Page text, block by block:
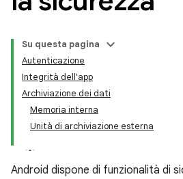
Su questa pagina
Autenticazione
Integrità dell'app
Archiviazione dei dati
Memoria interna
Unità di archiviazione esterna
Android dispone di funzionalità di